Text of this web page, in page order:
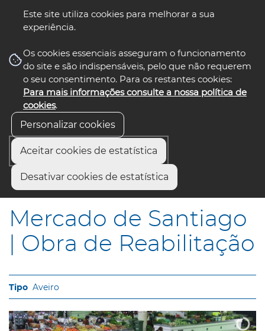
Este site utiliza cookies para melhorar a sua
experiência.
Os cookies essenciais asseguram o funcionamento
do site e são indispensáveis, pelo que não requerem
o seu consentimento. Para os restantes cookies:
Para mais informações consulte a nossa política de
cookies.
Personalizar cookies
Aceitar cookies de estatística
Desativar cookies de estatística
nos select language
Início
Mercado de Santiago | Obra de Reabilitação
Mercado de Santiago
| Obra de Reabilitação
Aveiro